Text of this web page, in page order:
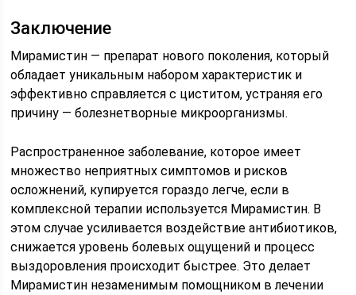
Заключение
Мирамистин — препарат нового поколения, который
обладает уникальным набором характеристик и
эффективно справляется с циститом, устраняя его
причину — болезнетворные микроорганизмы.
Распространенное заболевание, которое имеет
множество неприятных симптомов и рисков
осложнений, купируется гораздо легче, если в
комплексной терапии используется Мирамистин. В
этом случае усиливается воздействие антибиотиков,
снижается уровень болевых ощущений и процесс
выздоровления происходит быстрее. Это делает
Мирамистин незаменимым помощником в лечении